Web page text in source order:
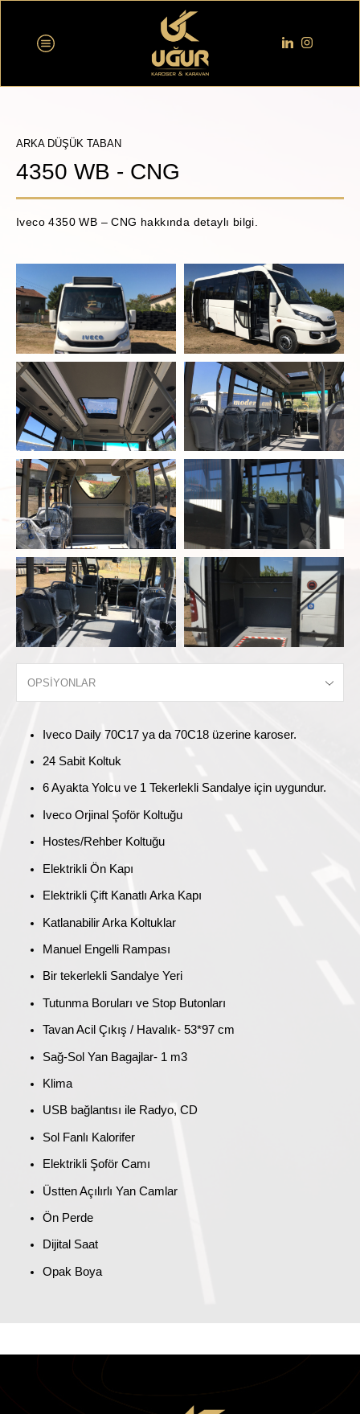
ARKA DÜŞÜK TABAN
4350 WB - CNG
Iveco 4350 WB – CNG hakkında detaylı bilgi.
Iveco Daily 70C17 ya da 70C18 üzerine karoser.
24 Sabit Koltuk
6 Ayakta Yolcu ve 1 Tekerlekli Sandalye için uygundur.
Iveco Orjinal Şoför Koltuğu
Hostes/Rehber Koltuğu
Elektrikli Ön Kapı
Elektrikli Çift Kanatlı Arka Kapı
Katlanabilir Arka Koltuklar
Manuel Engelli Rampası
Bir tekerlekli Sandalye Yeri
Tutunma Boruları ve Stop Butonları
Tavan Acil Çıkış / Havalık- 53*97 cm
Sağ-Sol Yan Bagajlar- 1 m3
Klima
USB bağlantısı ile Radyo, CD
Sol Fanlı Kalorifer
Elektrikli Şoför Camı
Üstten Açılırlı Yan Camlar
Ön Perde
Dijital Saat
Opak Boya